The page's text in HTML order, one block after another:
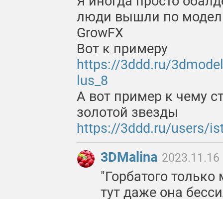
люди вышли по
GrowFX
Вот к примеру
https://3ddd.ru/
lus_8
А вот пример к чему
золотой звезды
https://3ddd.ru/users/
3DMalina 2023.11.16
"Горбатого
тут даже она